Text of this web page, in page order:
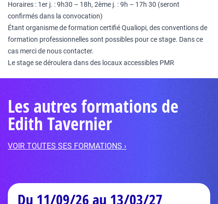
Horaires : 1er j. : 9h30 – 18h, 2ème j. : 9h – 17h 30 (seront
confirmés dans la convocation)
Étant organisme de formation certifié Qualiopi, des conventions de
formation professionnelles sont possibles pour ce stage. Dans ce
cas merci de nous contacter.
Le stage se déroulera dans des locaux accessibles PMR
Les autres formations de
Edith Tavernier
VOIR TOUTES SES FORMATIONS ›
Du 11/09/26 au 13/03/27